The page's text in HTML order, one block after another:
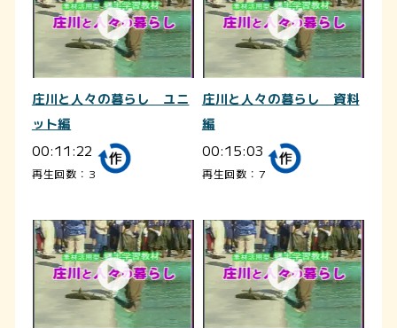
庄川と人々の暮らし ユニ
ット編
00:11:22
再生回数：3
庄川と人々の暮らし 資料
編
00:15:03
再生回数：7